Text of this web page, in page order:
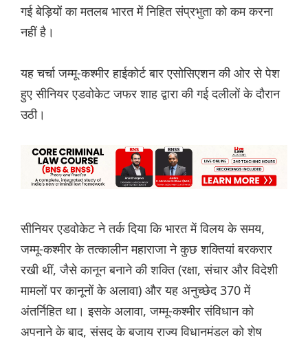
गई बेड़ियों का मतलब भारत में निहित संप्रभुता को कम करना
नहीं है।
यह चर्चा जम्मू-कश्मीर हाईकोर्ट बार एसोसिएशन की ओर से पेश
हुए सीनियर एडवोकेट जफर शाह द्वारा की गई दलीलों के दौरान
उठी।
सीनियर एडवोकेट ने तर्क दिया कि भारत में विलय के समय,
जम्मू-कश्मीर के तत्कालीन महाराजा ने कुछ शक्तियां बरकरार
रखी थीं, जैसे कानून बनाने की शक्ति (रक्षा, संचार और विदेशी
मामलों पर कानूनों के अलावा) और यह अनुच्छेद 370 में
अंतर्निहित था। इसके अलावा, जम्मू-कश्मीर संविधान को
अपनाने के बाद, संसद के बजाय राज्य विधानमंडल को शेष